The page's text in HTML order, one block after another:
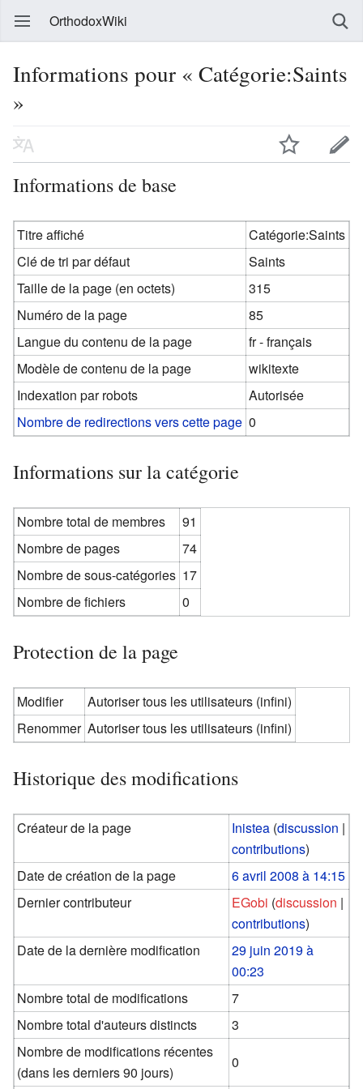
OrthodoxWiki
Informations pour « Catégorie:Saints
»
Informations de base
Titre affiché
Catégorie:Saints
Clé de tri par défaut
Saints
Taille de la page (en octets)
315
Numéro de la page
85
Langue du contenu de la page
fr - français
Modèle de contenu de la page
wikitexte
Indexation par robots
Autorisée
Nombre de redirections vers cette page 0
Informations sur la catégorie
Nombre total de membres
91
Nombre de pages
74
Nombre de sous-catégories 17
Nombre de fichiers
0
Protection de la page
Modifier
Autoriser tous les utilisateurs (infini)
Renommer Autoriser tous les utilisateurs (infini)
Historique des modifications
Créateur de la page Inistea (discussion |
contributions)
Date de création de la page
6 avril 2008 à 14:15
Dernier contributeur
EGobi (discussion |
contributions)
Date de la dernière modification
29 juin 2019 à
00:23
Nombre total de modifications
7
Nombre total d'auteurs distincts
3
Nombre de modifications récentes
(dans les derniers 90 jours)
0